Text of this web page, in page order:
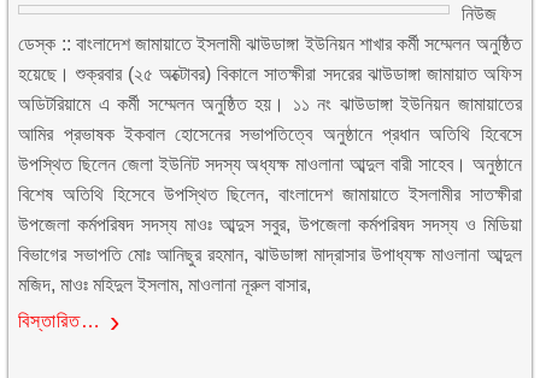
নিউজ
ডেস্ক :: বাংলাদেশ জামায়াতে ইসলামী ঝাউডাঙ্গা ইউনিয়ন শাখার কর্মী সম্মেলন অনুষ্ঠিত
হয়েছে। শুক্রবার (২৫ অক্টোবর) বিকালে সাতক্ষীরা সদরের ঝাউডাঙ্গা জামায়াত অফিস
অডিটরিয়ামে এ কর্মী সম্মেলন অনুষ্ঠিত হয়। ১১ নং ঝাউডাঙ্গা ইউনিয়ন জামায়াতের
আমির প্রভাষক ইকবাল হোসেনের সভাপতিত্বে অনুষ্ঠানে প্রধান অতিথি হিবেসে
উপস্থিত ছিলেন জেলা ইউনিট সদস্য অধ্যক্ষ মাওলানা আব্দুল বারী সাহেব। অনুষ্ঠানে
বিশেষ অতিথি হিসেবে উপস্থিত ছিলেন, বাংলাদেশ জামায়াতে ইসলামীর সাতক্ষীরা
উপজেলা কর্মপরিষদ সদস্য মাওঃ আব্দুস সবুর, উপজেলা কর্মপরিষদ সদস্য ও মিডিয়া
বিভাগের সভাপতি মোঃ আনিছুর রহমান, ঝাউডাঙ্গা মাদ্রাসার উপাধ্যক্ষ মাওলানা আব্দুল
মজিদ, মাওঃ মহিদুল ইসলাম, মাওলানা নূরুল বাসার,
বিস্তারিত…